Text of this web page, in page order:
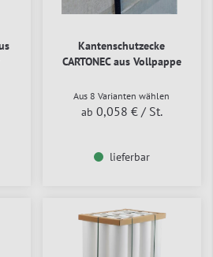
Kantenschutzecke
CARTONEC aus Vollpappe
Aus 8 Varianten wählen
ab 0,058 € / St.
lieferbar